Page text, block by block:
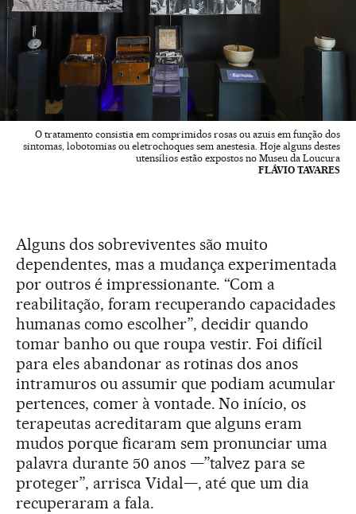
O tratamento consistia em comprimidos rosas ou azuis em função dos
sintomas, lobotomias ou eletrochoques sem anestesia. Hoje alguns destes
utensílios estão expostos no Museu da Loucura
FLÁVIO TAVARES
Alguns dos sobreviventes são muito
dependentes, mas a mudança experimentada
por outros é impressionante. “Com a
reabilitação, foram recuperando capacidades
humanas como escolher”, decidir quando
tomar banho ou que roupa vestir. Foi difícil
para eles abandonar as rotinas dos anos
intramuros ou assumir que podiam acumular
pertences, comer à vontade. No início, os
terapeutas acreditaram que alguns eram
mudos porque ficaram sem pronunciar uma
palavra durante 50 anos —”talvez para se
proteger”, arrisca Vidal—, até que um dia
recuperaram a fala.